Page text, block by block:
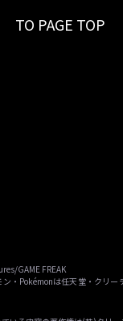
TO PAGE TOP
GAME FREAK
・Pokémonは任天堂・クリー